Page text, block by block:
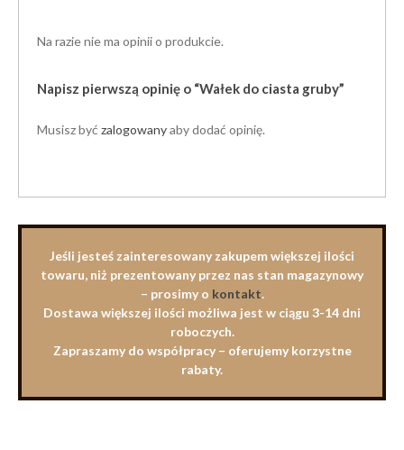
Na razie nie ma opinii o produkcie.
Napisz pierwszą opinię o “Wałek do ciasta gruby”
Musisz być zalogowanyaby dodać opinię.
Jeśli jesteś zainteresowany zakupem większej ilości
towaru, niż prezentowany przez nas stan magazynowy
– prosimy o kontakt.
Dostawa większej ilości możliwa jest w ciągu 3-14 dni
roboczych.
Zapraszamy do współpracy – oferujemy korzystne
rabaty.